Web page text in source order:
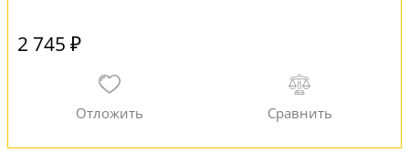
2 745 ₽